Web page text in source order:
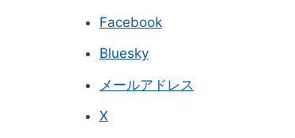
Facebook
Bluesky
メールアドレス
X